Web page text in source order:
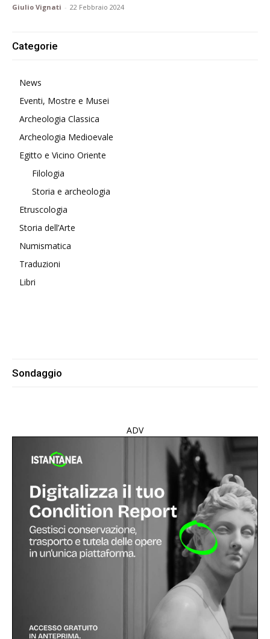
Giulio Vignati - 22 Febbraio 2024
Categorie
News
Eventi, Mostre e Musei
Archeologia Classica
Archeologia Medioevale
Egitto e Vicino Oriente
Filologia
Storia e archeologia
Etruscologia
Storia dell’Arte
Numismatica
Traduzioni
Libri
Sondaggio
ADV